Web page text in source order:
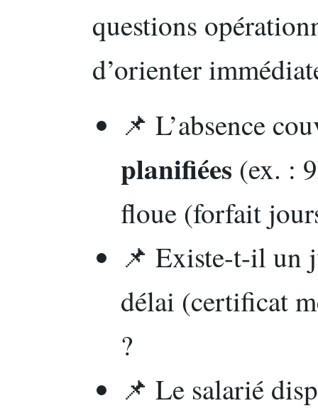
questions
d’orienter
📌 L’absence
planifiées (ex. :
floue (forfait
📌 Existe-t-il un
délai (certificat
?
📌 Le salarié